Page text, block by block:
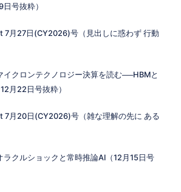
号抜粋）
7月27日(CY2026)号（見出しに惑わず 行動
クロンテクノロジー決算を読む──HBMと
月22日号抜粋）
7月20日(CY2026)号（雑な理解の先に ある
クルショックと常時推論AI（12月15日号